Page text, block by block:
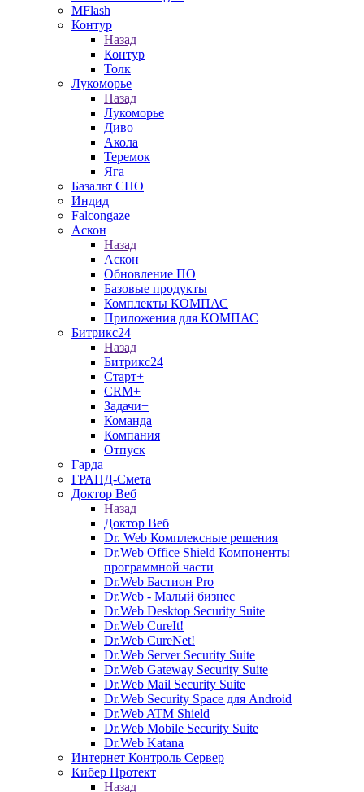
MFlash
Контур
Назад
Контур
Толк
Лукоморье
Назад
Лукоморье
Диво
Акола
Теремок
Яга
Базальт СПО
Индид
Falcongaze
Аскон
Назад
Аскон
Обновление ПО
Базовые продукты
Комплекты КОМПАС
Приложения для КОМПАС
Битрикс24
Назад
Битрикс24
Старт+
CRM+
Задачи+
Команда
Компания
Отпуск
Гарда
ГРАНД-Смета
Доктор Веб
Назад
Доктор Веб
Dr. Web Комплексные решения
Dr.Web Office Shield Компоненты
программной части
Dr.Web Бастион Pro
Dr.Web - Малый бизнес
Dr.Web Desktop Security Suite
Dr.Web CureIt!
Dr.Web CureNet!
Dr.Web Server Security Suite
Dr.Web Gateway Security Suite
Dr.Web Mail Security Suite
Dr.Web Security Space для Android
Dr.Web ATM Shield
Dr.Web Mobile Security Suite
Dr.Web Katana
Интернет Контроль Сервер
Кибер Протект
Назад